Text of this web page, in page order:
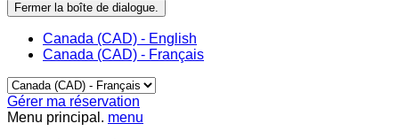
Fermer la boîte de dialogue.
Canada (CAD) - English
Canada (CAD) - Français
Gérer ma réservation
Menu principal. menu